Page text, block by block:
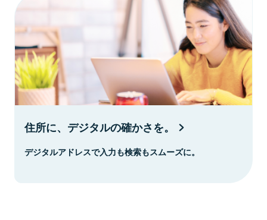
住所に、デジタルの確かさを。
デジタルアドレスで入力も検索もスムーズに。